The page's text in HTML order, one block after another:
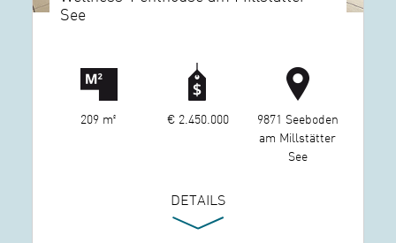
See
209 m² € 2.450.000
9871 Seeboden
am Millstätter
See
DETAILS